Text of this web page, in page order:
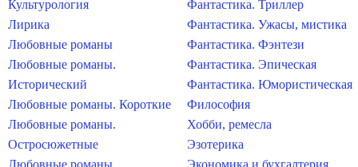
Культурология
Лирика
Любовные романы
Любовные романы.
Исторический
Любовные романы. Короткие
Любовные романы.
Остросюжетные
Любовные романы.
Фантастика. Триллер
Фантастика. Ужасы, мистика
Фантастика. Фэнтези
Фантастика. Эпическая
Фантастика. Юмористическая
Философия
Хобби, ремесла
Эзотерика
Экономика и бухгалтерия